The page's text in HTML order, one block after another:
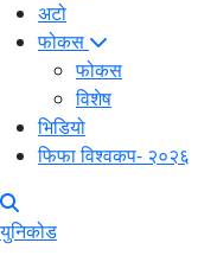
अटो
फोकस
फोकस
विशेष
भिडियो
फिफा विश्वकप- २०२६
युनिकोड